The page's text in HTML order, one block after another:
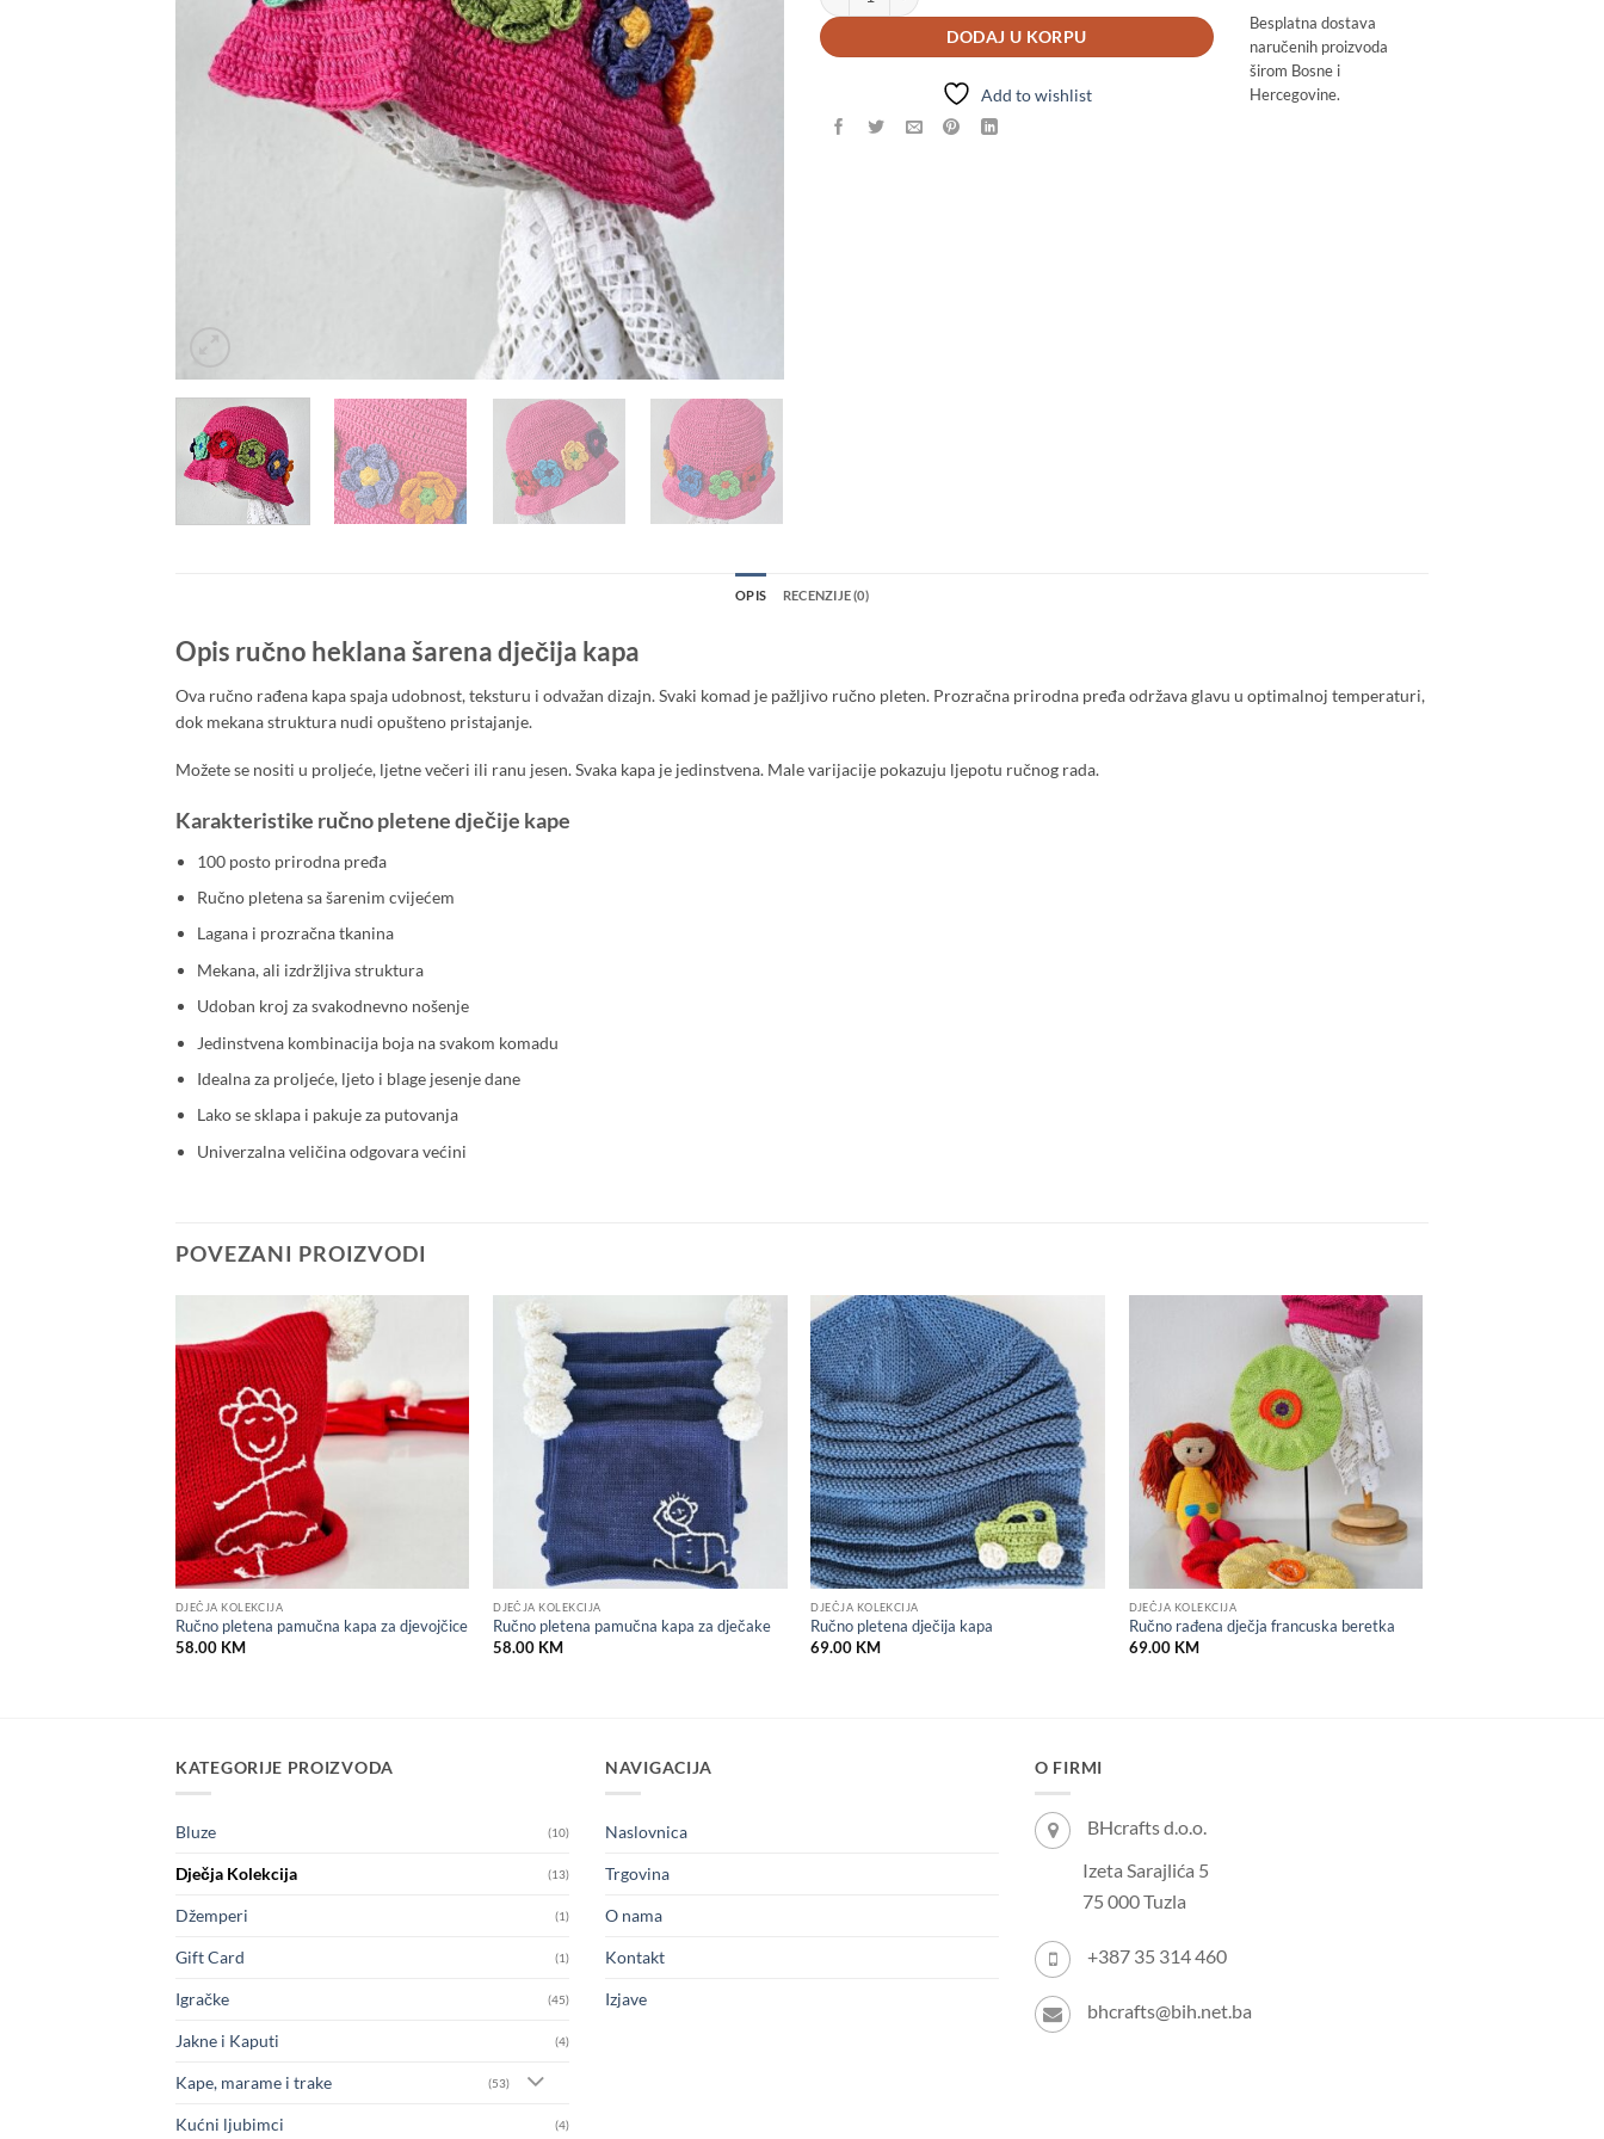
DODAJ U KORPU
Add to wishlist
Besplatna dostava
naručenih proizvoda
širom Bosne i
Hercegovine.
OPIS RECENZIJE (0)
Opis ručno heklana šarena dječija kapa
Ova ručno rađena kapa spaja udobnost, teksturu i odvažan dizajn. Svaki komad je pažljivo ručno pleten. Prozračna prirodna pređa održava glavu u optimalnoj temperaturi,
dok mekana struktura nudi opušteno pristajanje.
Možete se nositi u proljeće, ljetne večeri ili ranu jesen. Svaka kapa je jedinstvena. Male varijacije pokazuju ljepotu ručnog rada.
Karakteristike ručno pletene dječije kape
100 posto prirodna pređa
Ručno pletena sa šarenim cvijećem
Lagana i prozračna tkanina
Mekana, ali izdržljiva struktura
Udoban kroj za svakodnevno nošenje
Jedinstvena kombinacija boja na svakom komadu
Idealna za proljeće, ljeto i blage jesenje dane
Lako se sklapa i pakuje za putovanja
Univerzalna veličina odgovara većini
POVEZANI PROIZVODI
DJEČJA KOLEKCIJA
Ručno pletena pamučna kapa za djevojčice
58.00 KM
Add to
wishlist
DJEČJA KOLEKCIJA
Ručno pletena pamučna kapa za dječake
58.00 KM
Add to
wishlist
DJEČJA KOLEKCIJA
Ručno pletena dječija kapa
69.00 KM
Add to
wishlist
DJEČJA KOLEKCIJA
Ručno rađena dječja francuska beretka
69.00 KM
KATEGORIJE PROIZVODA
Bluze (10)
Dječja Kolekcija (13)
Džemperi (1)
Gift Card (1)
Igračke (45)
Jakne i Kaputi (4)
Kape, marame i trake (53)
Kućni ljubimci (4)
NAVIGACIJA
Naslovnica
Trgovina
O nama
Kontakt
Izjave
O FIRMI
BHcrafts d.o.o.
Izeta Sarajlića 5
75 000 Tuzla
+387 35 314 460
bhcrafts@bih.net.ba